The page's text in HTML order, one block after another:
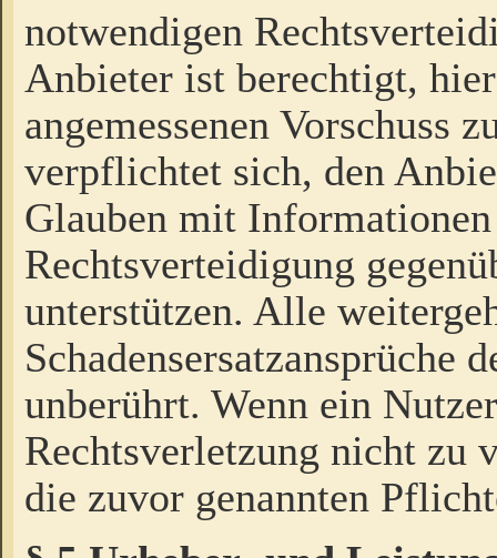
notwendigen
Anbieter ist berechtigt,
angemessenen Vorschuss
verpflichtet sich, den
Glauben mit
Rechtsverteidigung
unterstützen. Alle
Schadensersatzansprüche
unberührt. Wenn ein
Rechtsverletzung nicht zu
die zuvor genannten